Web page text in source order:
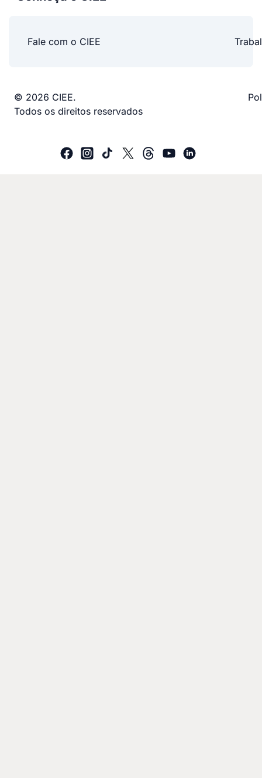
Fale com o CIEE
© 2026 CIEE.
Todos os direitos reservados